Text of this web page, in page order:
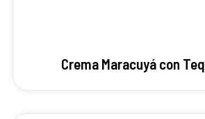
Crema Maracuyá con